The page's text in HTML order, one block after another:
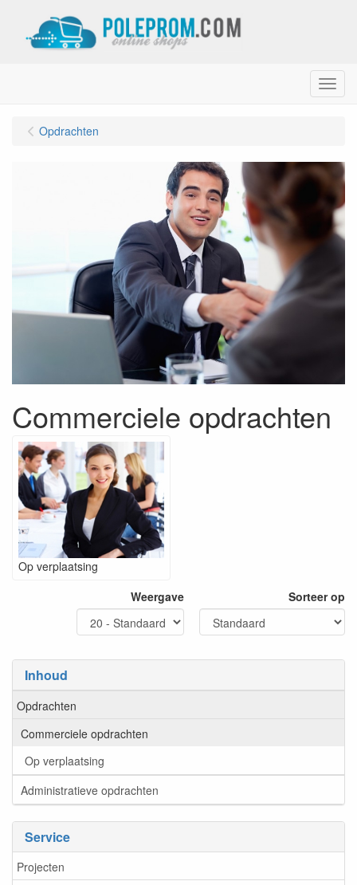
Menu
Inhoud
Opdrachten
Commerciele opdrachten
Op verplaatsing
Administratieve opdrachten
Service
Projecten
Opdrachten
Commerciele opdrachten
Op verplaatsing
Weergave
Sorteer op